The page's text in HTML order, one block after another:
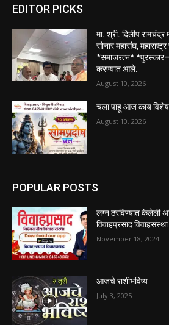
EDITOR PICKS
मा. श्री. दिलीप
सोनार महासंघ,
*समाजरत्न*
करण्यात आले.
August 10, 2026
चला पाहू आज काय
August 10, 2026
POPULAR POSTS
लग्न ठरविण्यात केलेली
विवाहप्रसाद विवाहसंस्था
November 18, 2024
आजचे राशीभविष्य
July 3, 2025